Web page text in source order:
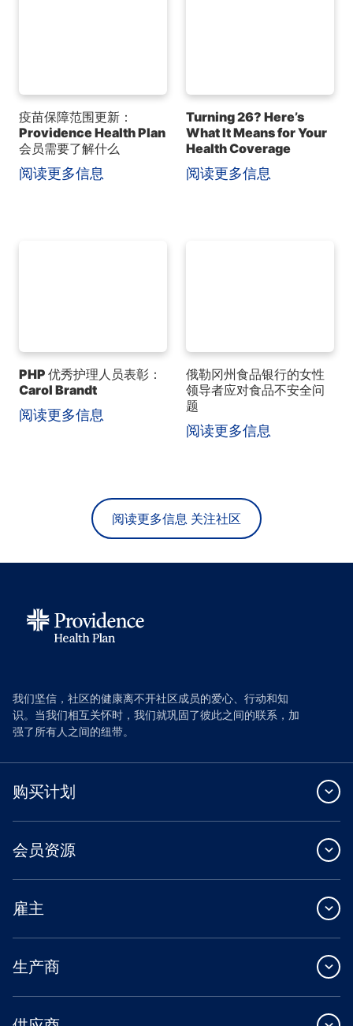
疫苗保障范围更新：
Providence Health Plan
会员需要了解什么
阅读更多信息
Turning 26? Here’s
What It Means for Your
Health Coverage
阅读更多信息
PHP 优秀护理人员表彰：
Carol Brandt
阅读更多信息
俄勒冈州食品银行的女性
领导者应对食品不安全问
题
阅读更多信息
阅读更多信息 关注社区
我们坚信，社区的健康离不开社区成员的爱心、行动和知
识。当我们相互关怀时，我们就巩固了彼此之间的联系，加
强了所有人之间的纽带。
购买计划
会员资源
雇主
生产商